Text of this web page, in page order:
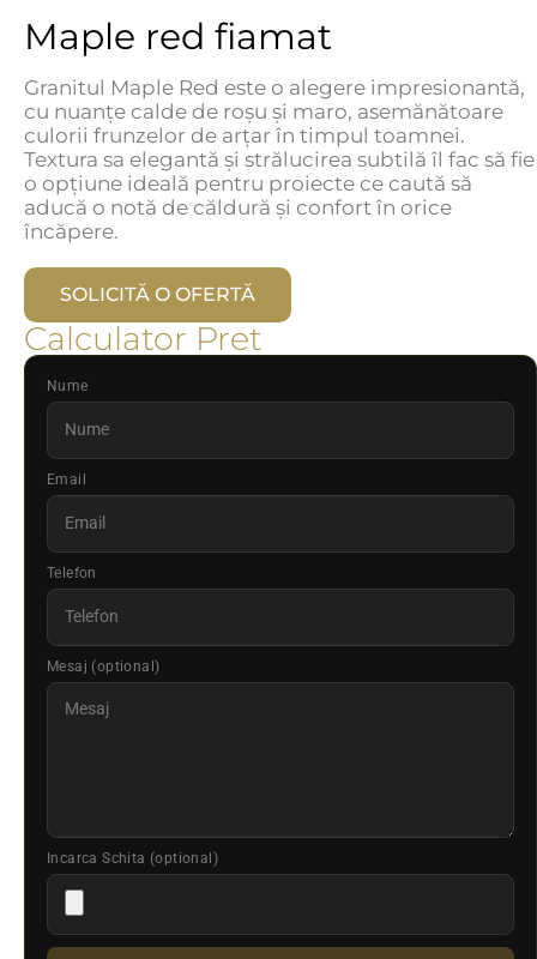
Maple red fiamat
Granitul Maple Red este o alegere impresionantă,
cu nuanțe calde de roșu și maro, asemănătoare
culorii frunzelor de arțar în timpul toamnei.
Textura sa elegantă și strălucirea subtilă îl fac să fie
o opțiune ideală pentru proiecte ce caută să
aducă o notă de căldură și confort în orice
încăpere.
SOLICITĂ O OFERTĂ
Calculator Pret
Nume
Email
Telefon
Mesaj (optional)
Incarca Schita (optional)